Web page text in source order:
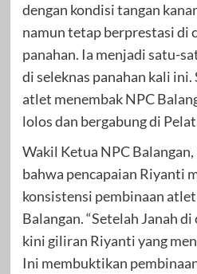
dengan kondisi tangan
namun tetap berprestasi di
panahan. Ia menjadi satu-
di seleknas panahan kali ini.
atlet menembak NPC
lolos dan bergabung di
Wakil Ketua NPC
bahwa pencapaian Riyanti
konsistensi pembinaan
Balangan. “Setelah Janah
kini giliran Riyanti yang
Ini membuktikan